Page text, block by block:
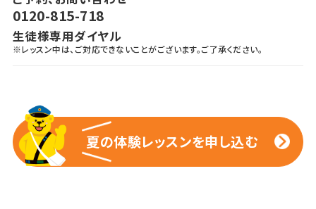
0120-815-718
生徒様専用ダイヤル
※レッスン中は、ご対応できないことがございます。ご了承ください。
夏の体験レッスンを申し込む
夏の体験レッスンを申し込む